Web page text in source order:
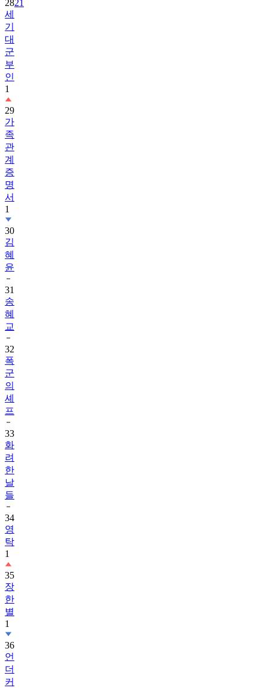
2821
세
기
대
군
부
인
1
29
가
족
관
계
증
명
서
1
30
김
혜
윤
31
송
혜
교
32
폭
군
의
셰
프
33
화
려
한
날
들
34
영
탁
1
35
장
한
별
1
36
언
더
커